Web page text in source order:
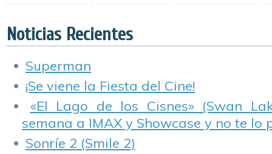
Noticias Recientes
Superman
¡Se viene la Fiesta del Cine!
«El Lago de los Cisnes» (Swan
semana a IMAX y Showcase y no te lo
Sonríe 2 (Smile 2)